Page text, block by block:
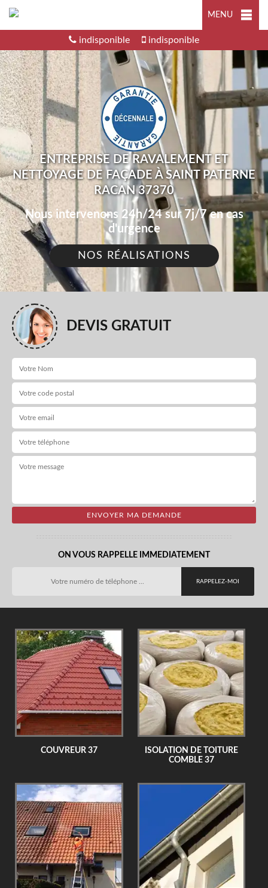
MENU
indisponible indisponible
ENTREPRISE DE RAVALEMENT ET
NETTOYAGE DE FAÇADE À SAINT PATERNE
RACAN 37370
Nous intervenons 24h/24 sur 7j/7 en cas
d'urgence
NOS RÉALISATIONS
DEVIS GRATUIT
ON VOUS RAPPELLE IMMEDIATEMENT
COUVREUR 37
ISOLATION DE TOITURE
COMBLE 37